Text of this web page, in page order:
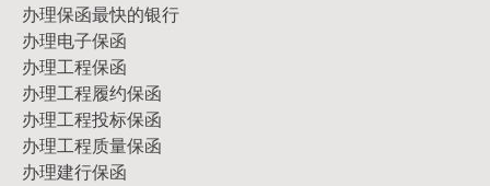
办理保函最快的银行
办理电子保函
办理工程保函
办理工程履约保函
办理工程投标保函
办理工程质量保函
办理建行保函